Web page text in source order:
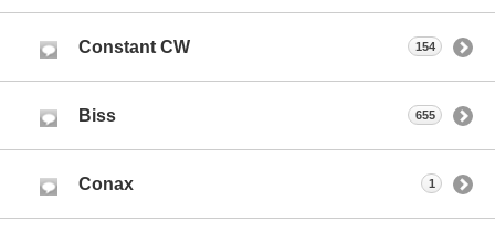
Constant CW 154
Biss 655
Conax 1